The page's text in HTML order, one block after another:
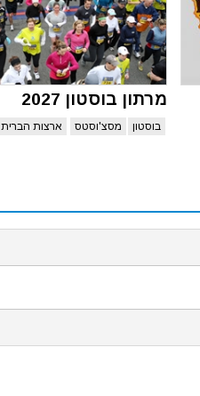
מרתון בוסטון 2027
בוסטון מסצ'וסטס ארצות הברית